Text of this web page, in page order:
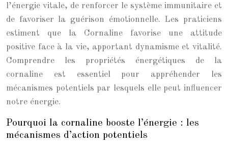
l’énergie vitale, de renforcer le système immunitaire et
de favoriser la guérison émotionnelle. Les praticiens
estiment que la Cornaline favorise une attitude
positive face à la vie, apportant dynamisme et vitalité.
Comprendre les propriétés énergétiques de la
cornaline est essentiel pour appréhender les
mécanismes potentiels par lesquels elle peut influencer
notre énergie.
Pourquoi la cornaline booste l’énergie : les
mécanismes d’action potentiels